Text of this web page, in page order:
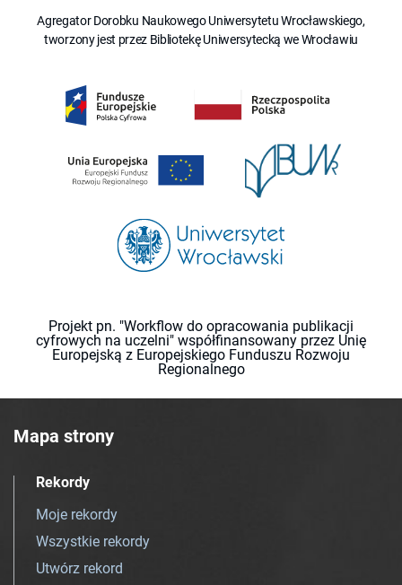
Agregator Dorobku Naukowego Uniwersytetu Wrocławskiego,
tworzony jest przez Bibliotekę Uniwersytecką we Wrocławiu
Projekt pn. "Workflow do opracowania publikacji
cyfrowych na uczelni" współfinansowany przez Unię
Europejską z Europejskiego Funduszu Rozwoju
Regionalnego
Mapa strony
Rekordy
Moje rekordy
Wszystkie rekordy
Utwórz rekord